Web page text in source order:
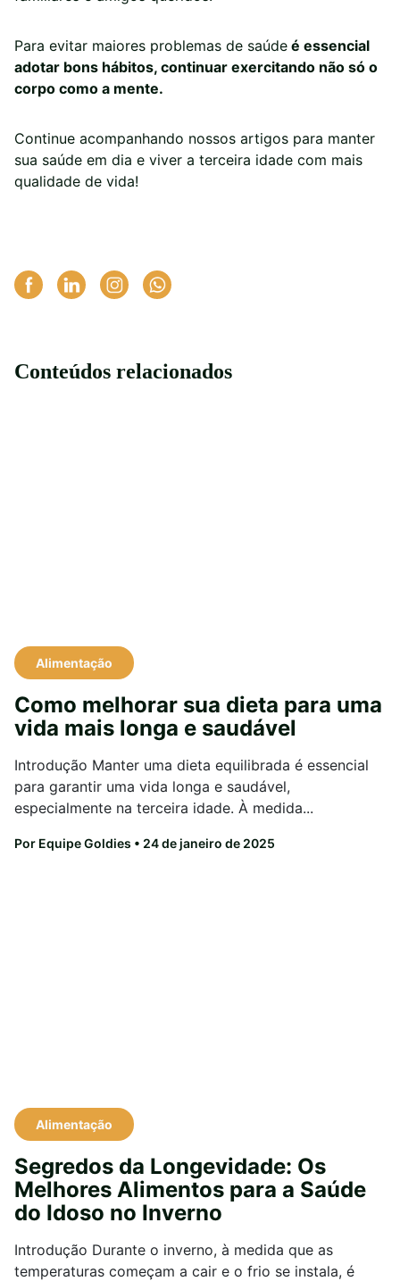
Para evitar maiores problemas de saúde é essencial
adotar bons hábitos, continuar exercitando não só o
corpo como a mente.
Continue acompanhando nossos artigos para manter
sua saúde em dia e viver a terceira idade com mais
qualidade de vida!
Conteúdos relacionados
Alimentação
Como melhorar sua dieta para uma
vida mais longa e saudável
Introdução Manter uma dieta equilibrada é essencial
para garantir uma vida longa e saudável,
especialmente na terceira idade. À medida...
Por Equipe Goldies • 24 de janeiro de 2025
Alimentação
Segredos da Longevidade: Os
Melhores Alimentos para a Saúde
do Idoso no Inverno
Introdução Durante o inverno, à medida que as
temperaturas começam a cair e o frio se instala, é